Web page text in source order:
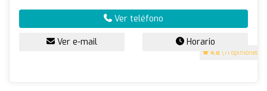
4.8 (71 opiniones)
Ver teléfono
Ver e-mail Horario